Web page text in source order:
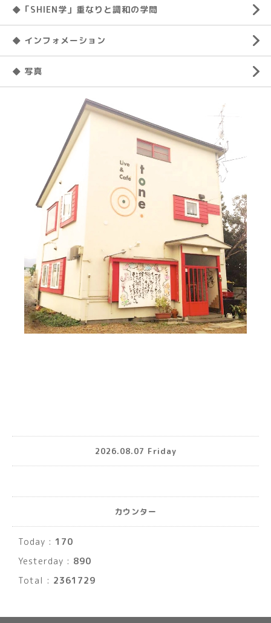
◆「SHIEN学」重なりと調和の学問
◆ インフォメーション
◆ 写真
2026.08.07 Friday
カウンター
Today : 170
Yesterday : 890
Total : 2361729